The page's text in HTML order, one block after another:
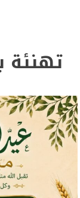
تهنئة